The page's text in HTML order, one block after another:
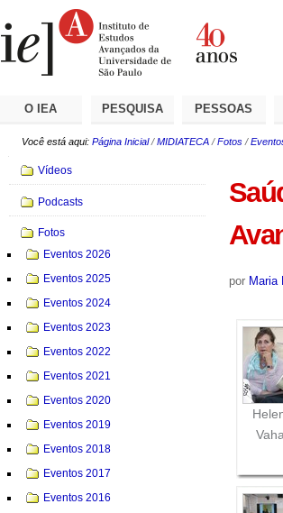
O IEA PESQUISA PESSOAS
Você está aqui: Página Inicial /MIDIATECA /Fotos /
por Maria
Navegação
Vídeos
Podcasts
Fotos
Eventos 2026
Eventos 2025
Eventos 2024
Eventos 2023
Eventos 2022
Eventos 2021
Eventos 2020
Eventos 2019
Eventos 2018
Eventos 2017
Eventos 2016